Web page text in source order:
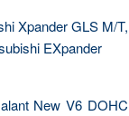
Xpander GLS M/T,
EXpander
New V6 DOHC